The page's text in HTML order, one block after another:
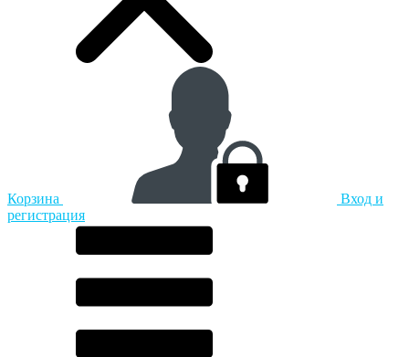
Корзина
Вход и
регистрация